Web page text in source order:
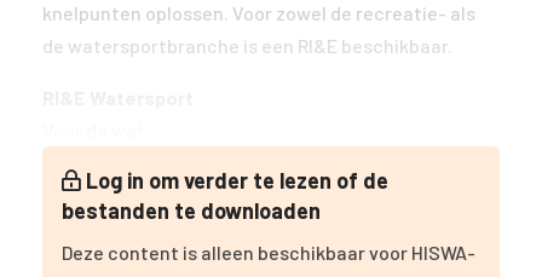
knelpunten oplossen. Voor zowel de recreatie- als
de watersportbranche is een RI&E beschikbaar.
Log in om verder te lezen of de
bestanden te downloaden
Deze content is alleen beschikbaar voor HISWA-